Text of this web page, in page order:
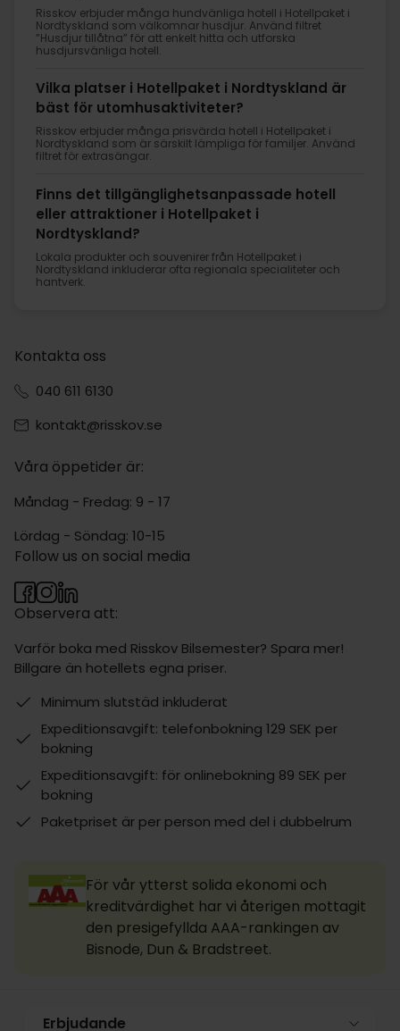
Risskov erbjuder många hundvänliga hotell i Hotellpaket i
Nordtyskland som välkomnar husdjur. Använd filtret
”Husdjur tillåtna” för att enkelt hitta och utforska
husdjursvänliga hotell.
Vilka platser i Hotellpaket i Nordtyskland är
bäst för utomhusaktiviteter?
Risskov erbjuder många prisvärda hotell i Hotellpaket i
Nordtyskland som är särskilt lämpliga för familjer. Använd
filtret för extrasängar.
Finns det tillgänglighetsanpassade hotell
eller attraktioner i Hotellpaket i
Nordtyskland?
Lokala produkter och souvenirer från Hotellpaket i
Nordtyskland inkluderar ofta regionala specialiteter och
hantverk.
Kontakta oss
040 611 6130
kontakt@risskov.se
Våra öppetider är:
Måndag - Fredag: 9 - 17
Lördag - Söndag: 10-15
Observera att:
Varför boka med Risskov Bilsemester? Spara mer!
Billgare än hotellets egna priser.
Minimum slutstäd inkluderat
Expeditionsavgift: telefonbokning 129 SEK per
bokning
Expeditionsavgift: för onlinebokning 89 SEK per
bokning
Paketpriset är per person med del i dubbelrum
Follow us on social media
För vår ytterst solida ekonomi och
kreditvärdighet har vi återigen mottagit
den presigefyllda AAA-rankingen av
Bisnode, Dun & Bradstreet.
Erbjudande